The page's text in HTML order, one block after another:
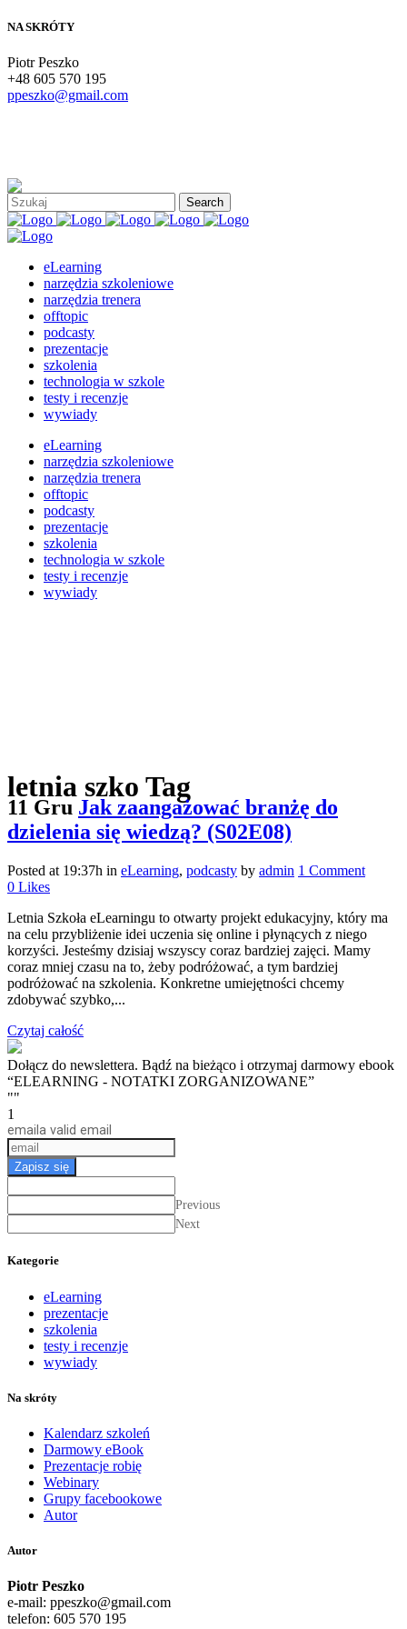
NA SKRÓTY
Piotr Peszko
+48 605 570 195
ppeszko@gmail.com
eLearning
narzędzia szkoleniowe
narzędzia trenera
offtopic
podcasty
prezentacje
szkolenia
technologia w szkole
testy i recenzje
wywiady
eLearning
narzędzia szkoleniowe
narzędzia trenera
offtopic
podcasty
prezentacje
szkolenia
technologia w szkole
testy i recenzje
wywiady
letnia szko Tag
11 Gru Jak zaangażować branżę do
dzielenia się wiedzą? (S02E08)
Posted at 19:37h in eLearning, podcasty by admin 1 Comment
0 Likes
Letnia Szkoła eLearningu to otwarty projekt edukacyjny, który ma
na celu przybliżenie idei uczenia się online i płynących z niego
korzyści. Jesteśmy dzisiaj wszyscy coraz bardziej zajęci. Mamy
coraz mniej czasu na to, żeby podróżować, a tym bardziej
podróżować na szkolenia. Konkretne umiejętności chcemy
zdobywać szybko,...
Czytaj całość
Dołącz do newslettera. Bądź na bieżąco i otrzymaj darmowy ebook
“ELEARNING - NOTATKI ZORGANIZOWANE”
""
1
email a valid email
Zapisz się
Previous
Next
Kategorie
eLearning
prezentacje
szkolenia
testy i recenzje
wywiady
Na skróty
Kalendarz szkoleń
Darmowy eBook
Prezentacje robię
Webinary
Grupy facebookowe
Autor
Autor
Piotr Peszko
e-mail: ppeszko@gmail.com
telefon: 605 570 195